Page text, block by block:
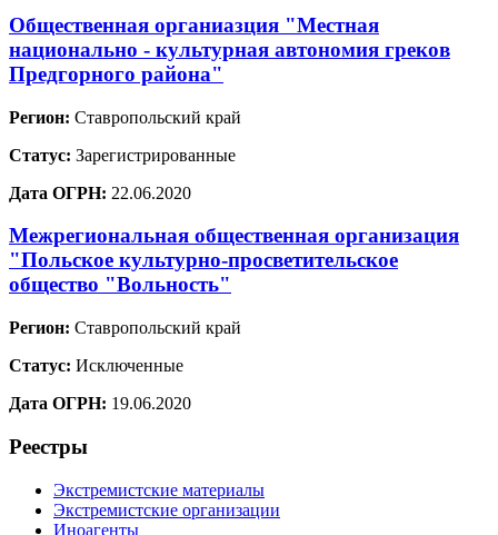
Общественная органиазция "Местная
национально - культурная автономия греков
Предгорного района"
Регион: Ставропольский край
Статус: Зарегистрированные
Дата ОГРН: 22.06.2020
Межрегиональная общественная организация
"Польское культурно-просветительское
общество "Вольность"
Регион: Ставропольский край
Статус: Исключенные
Дата ОГРН: 19.06.2020
Реестры
Экстремистские материалы
Экстремистские организации
Иноагенты